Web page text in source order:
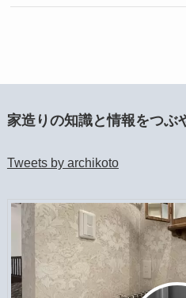
家造りの知識と情報をつぶ
Tweets by archikoto